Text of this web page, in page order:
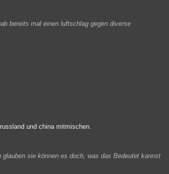
bereits mal einen luftschlag gegen diverse
und china mitmischen.
sie können es doch, was das Bedeutet kannst